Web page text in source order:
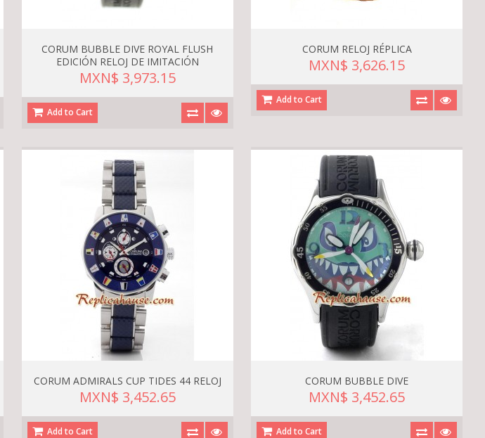
CORUM BUBBLE DIVE ROYAL FLUSH
EDICIÓN RELOJ DE IMITACIÓN
MXN$ 3,973.15
Add to Cart
CORUM RELOJ RÉPLICA
MXN$ 3,626.15
Add to Cart
CORUM ADMIRALS CUP TIDES 44 RELOJ
MXN$ 3,452.65
Add to Cart
CORUM BUBBLE DIVE
MXN$ 3,452.65
Add to Cart